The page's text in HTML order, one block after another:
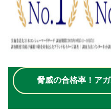
脅威の合格率！ア